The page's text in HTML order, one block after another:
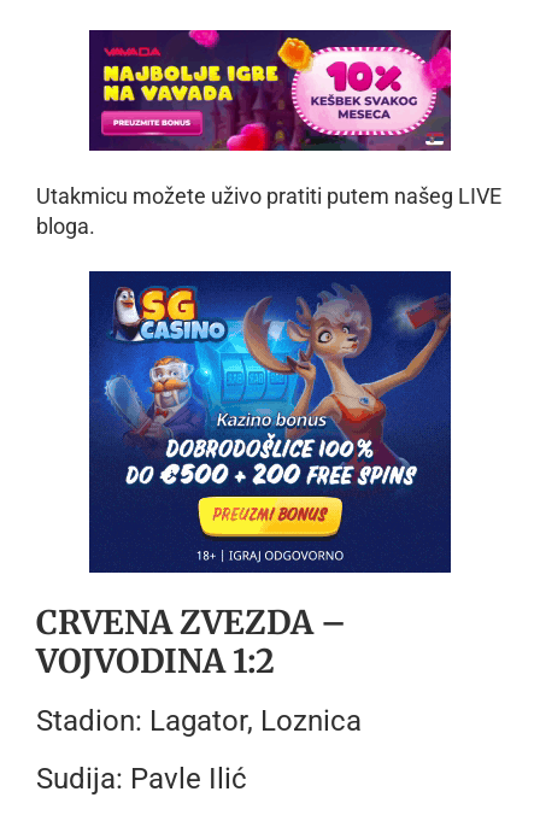
Utakmicu možete uživo pratiti putem našeg LIVE
bloga.
CRVENA ZVEZDA –
VOJVODINA 1:2
Stadion: Lagator, Loznica
Sudija: Pavle Ilić